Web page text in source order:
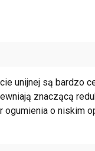
unijnej są bardzo
znaczącą
ogumienia o niskim